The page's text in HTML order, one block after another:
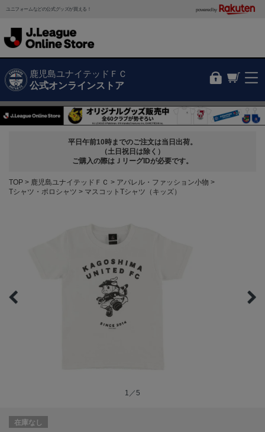
ユニフォームなどの公式グッズが買える！ powered by
鹿児島ユナイテッドＦＣ
公式オンラインストア
平日午前10時までのご注文は当日出荷。
（土日祝日は除く）
ご購入の際はＪリーグIDが必要です。
TOP 鹿児島ユナイテッドＦＣ
アパレル・ファッション小物
Tシャツ・ポロシャツ
マスコットTシャツ（キッズ）
1／5
在庫なし